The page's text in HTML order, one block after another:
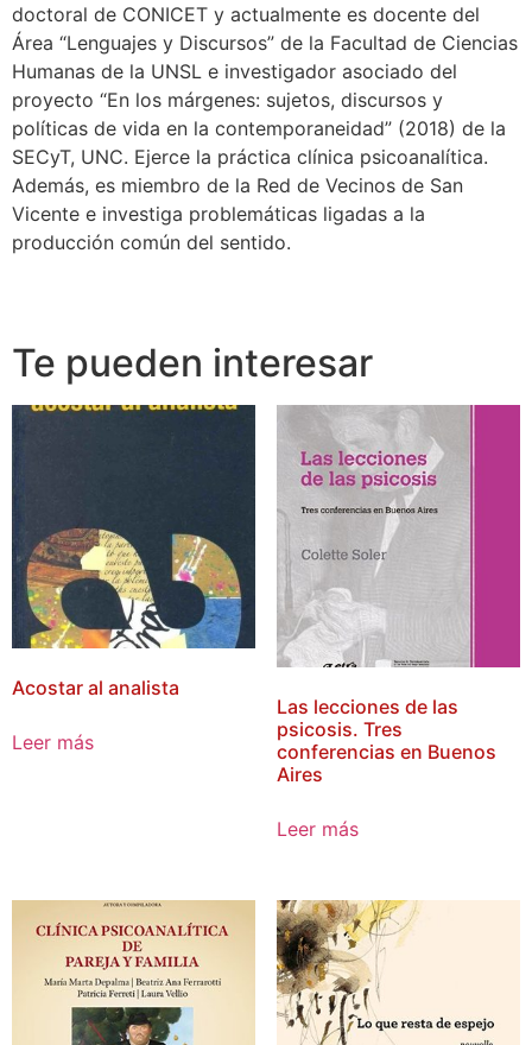
doctoral de CONICET y actualmente es docente del
Área “Lenguajes y Discursos” de la Facultad de Ciencias
Humanas de la UNSL e investigador asociado del
proyecto “En los márgenes: sujetos, discursos y
políticas de vida en la contemporaneidad” (2018) de la
SECyT, UNC. Ejerce la práctica clínica psicoanalítica.
Además, es miembro de la Red de Vecinos de San
Vicente e investiga problemáticas ligadas a la
producción común del sentido.
Te pueden interesar
Acostar al analista
Leer más
Las lecciones de las
psicosis. Tres
conferencias en Buenos
Aires
Leer más